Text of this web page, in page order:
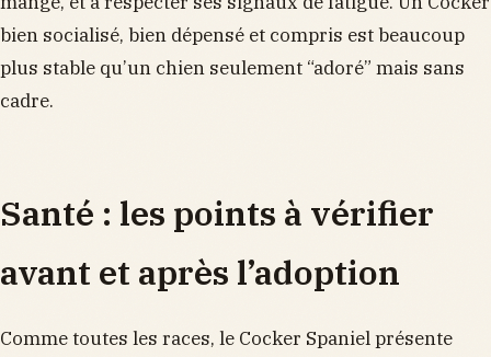
bien socialisé, bien dépensé et compris est beaucoup
plus stable qu’un chien seulement “adoré” mais sans
cadre.
Santé : les points à vérifier
avant et après l’adoption
Comme toutes les races, le Cocker Spaniel présente